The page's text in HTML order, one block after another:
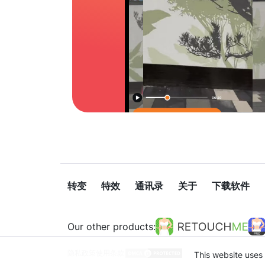
转变 特效 通讯录 关于 下载软件
Our other products:
This website